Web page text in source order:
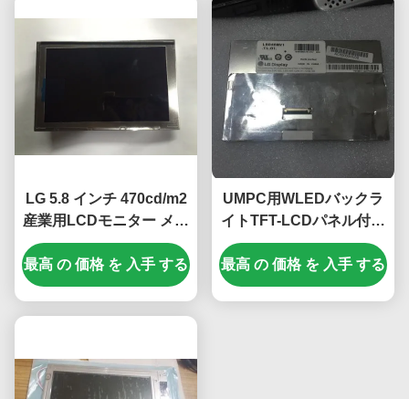
LG 5.8 インチ 470cd/m2
産業用LCDモニター メル
セデス A180 車用GPSナ
ビゲーター用40ピン接続
器
最高 の 価格 を 入手 する
UMPC用WLEDバックラ
イトTFT-LCDパネル付き
4.8インチ800*480ピクセ
ル産業用LCDディスプレ
イ
最高 の 価格 を 入手 する